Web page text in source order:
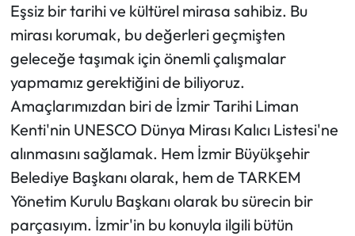
Eşsiz bir tarihi ve kültürel mirasa sahibiz. Bu
mirası korumak, bu değerleri geçmişten
geleceğe taşımak için önemli çalışmalar
yapmamız gerektiğini de biliyoruz.
Amaçlarımızdan biri de İzmir Tarihi Liman
Kenti'nin UNESCO Dünya Mirası Kalıcı Listesi'ne
alınmasını sağlamak. Hem İzmir Büyükşehir
Belediye Başkanı olarak, hem de TARKEM
Yönetim Kurulu Başkanı olarak bu sürecin bir
parçasıyım. İzmir'in bu konuyla ilgili bütün